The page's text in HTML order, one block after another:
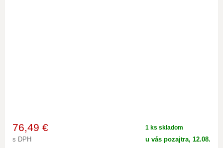
76,49 €
s DPH
1 ks skladom
u vás pozajtra, 12.08.